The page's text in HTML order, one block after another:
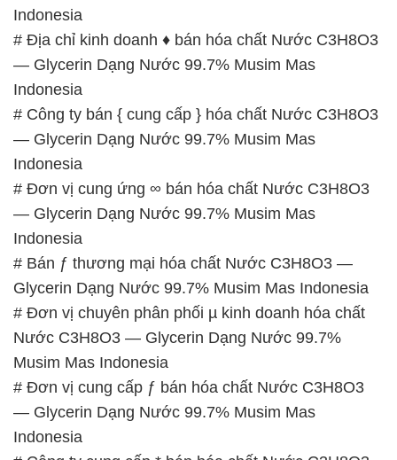
Indonesia
# Địa chỉ kinh doanh ♦ bán hóa chất Nước C3H8O3
— Glycerin Dạng Nước 99.7% Musim Mas
Indonesia
# Công ty bán { cung cấp } hóa chất Nước C3H8O3
— Glycerin Dạng Nước 99.7% Musim Mas
Indonesia
# Đơn vị cung ứng ∞ bán hóa chất Nước C3H8O3
— Glycerin Dạng Nước 99.7% Musim Mas
Indonesia
# Bán ƒ thương mại hóa chất Nước C3H8O3 —
Glycerin Dạng Nước 99.7% Musim Mas Indonesia
# Đơn vị chuyên phân phối µ kinh doanh hóa chất
Nước C3H8O3 — Glycerin Dạng Nước 99.7%
Musim Mas Indonesia
# Đơn vị cung cấp ƒ bán hóa chất Nước C3H8O3
— Glycerin Dạng Nước 99.7% Musim Mas
Indonesia